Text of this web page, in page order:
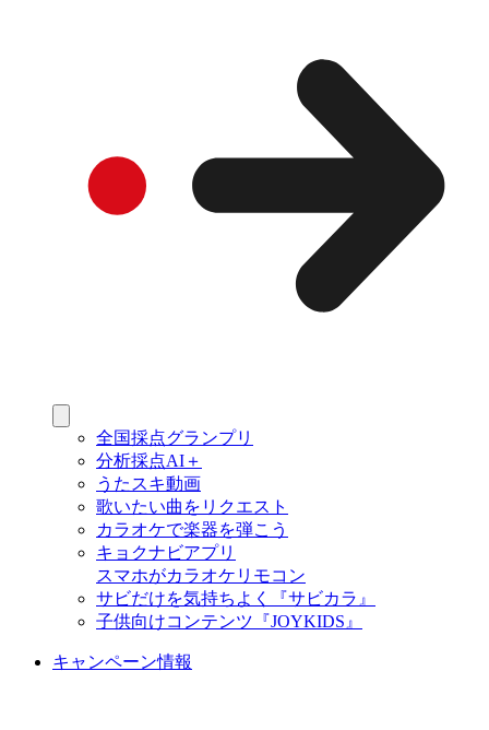
全国採点グランプリ
分析採点AI＋
うたスキ動画
歌いたい曲をリクエスト
カラオケで楽器を弾こう
キョクナビアプリ
スマホがカラオケリモコン
サビだけを気持ちよく『サビカラ』
子供向けコンテンツ『JOYKIDS』
キャンペーン情報